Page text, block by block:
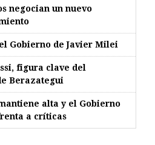
negocian un nuevo
Gobierno de Javier Milei
figura clave del
Berazategui
alta y el Gobierno
a críticas